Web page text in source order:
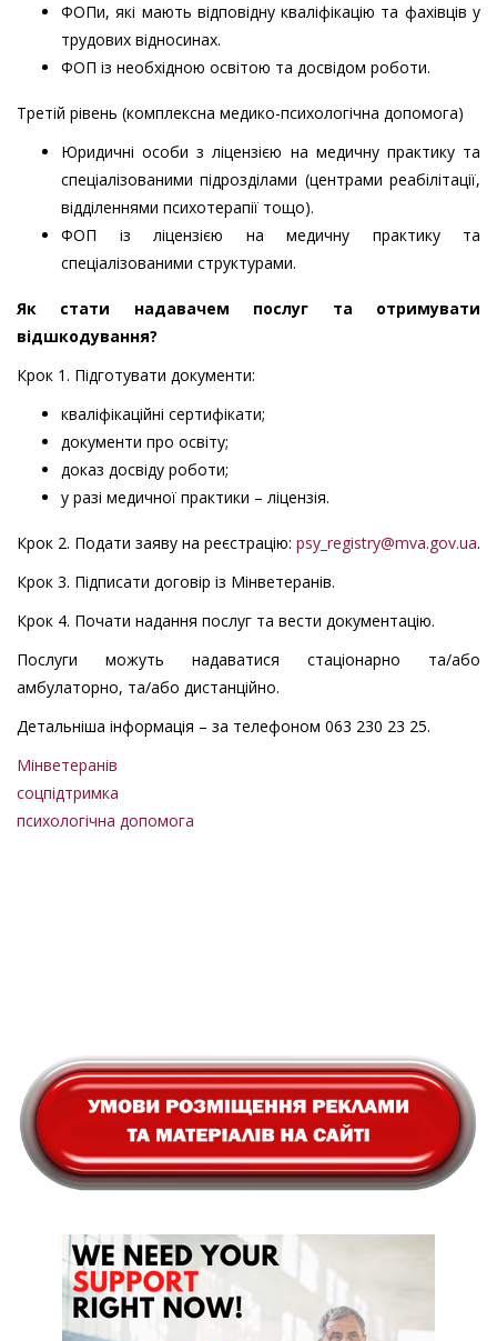
ФОПи, які мають відповідну кваліфікацію та фахівців у
трудових відносинах.
ФОП із необхідною освітою та досвідом роботи.
Третій рівень (комплексна медико-психологічна допомога)
Юридичні особи з ліцензією на медичну практику та
спеціалізованими підрозділами (центрами реабілітації,
відділеннями психотерапії тощо).
ФОП із ліцензією на медичну практику та
спеціалізованими структурами.
Як стати надавачем послуг та отримувати
відшкодування?
Крок 1. Підготувати документи:
кваліфікаційні сертифікати;
документи про освіту;
доказ досвіду роботи;
у разі медичної практики – ліцензія.
Крок 2. Подати заяву на реєстрацію: psy_registry@mva.gov.ua.
Крок 3. Підписати договір із Мінветеранів.
Крок 4. Почати надання послуг та вести документацію.
Послуги можуть надаватися стаціонарно та/або
амбулаторно, та/або дистанційно.
Детальніша інформація – за телефоном 063 230 23 25.
Мінветеранів
соцпідтримка
психологічна допомога